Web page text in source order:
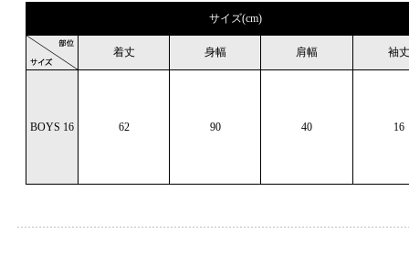
サイズ(cm)
着丈 身幅 肩幅 袖丈
BOYS 16 62 90 40 16